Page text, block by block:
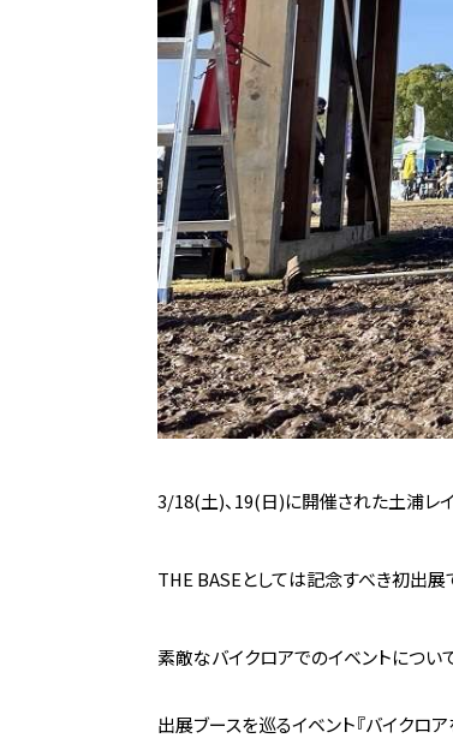
3/18(土)、19(日)に開催された土浦レ
THE BASEとしては記念すべき初出展
素敵なバイクロアでのイベントについ
出展ブースを巡るイベント『バイクロア